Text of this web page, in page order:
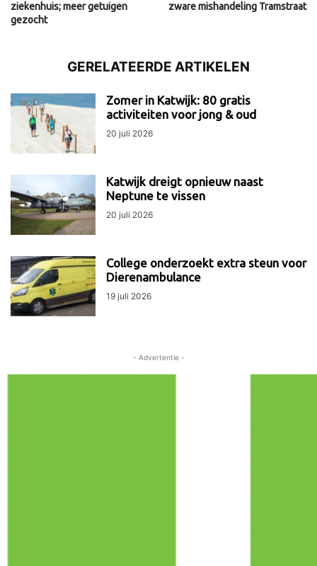
ziekenhuis; meer getuigen
gezocht
zware mishandeling Tramstraat
GERELATEERDE ARTIKELEN
Zomer in Katwijk: 80 gratis
activiteiten voor jong & oud
20 juli 2026
Katwijk dreigt opnieuw naast
Neptune te vissen
20 juli 2026
College onderzoekt extra steun voor
Dierenambulance
19 juli 2026
- Advertentie -